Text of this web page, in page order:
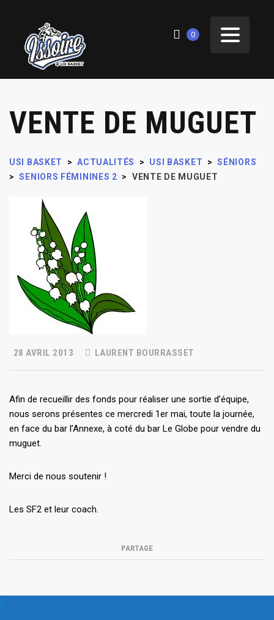
0
VENTE DE MUGUET
USI BASKET > ACTUALITÉS > USI BASKET > SÉNIORS
> SENIORS FÉMININES 2 > VENTE DE MUGUET
28 AVRIL 2013 LAURENT BOURRASSET
Afin de recueillir des fonds pour réaliser une sortie d’équipe,
nous serons présentes ce mercredi 1er mai, toute la journée,
en face du bar l’Annexe, à coté du bar Le Globe pour vendre du
muguet.
Merci de nous soutenir !
Les SF2 et leur coach.
PARTAGE